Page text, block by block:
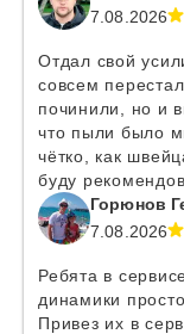
7.08.2026
Отдал свой
совсем
починили, но и
что пыли было
чётко, как
буду
Горюнов
7.08.2026
Ребята в
динамики
Привез их в